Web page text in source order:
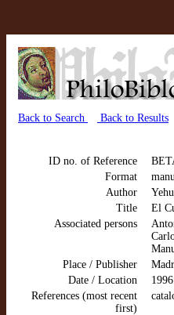
Back to Search Back to Results
ID no. of Reference
Format
Author
Title
El
Associated persons
Place / Publisher
Date / Location
References (most recent
first)